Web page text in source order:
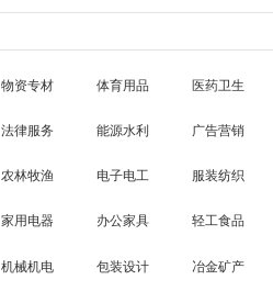
物资专材 体育用品 医药卫生
法律服务 能源水利 广告营销
农林牧渔 电子电工 服装纺织
家用电器 办公家具 轻工食品
机械机电 包装设计 冶金矿产